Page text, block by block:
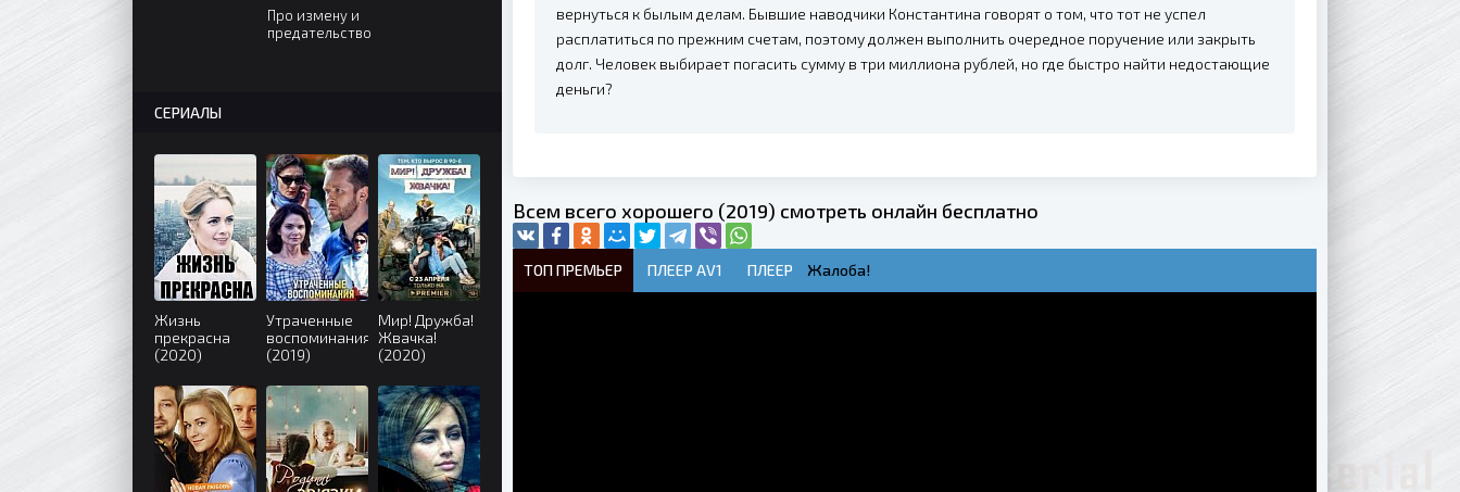
вернуться к былым делам. Бывшие наводчики Константина говорят о том, что тот не успел
расплатиться по прежним счетам, поэтому должен выполнить очередное поручение или закрыть
долг. Человек выбирает погасить сумму в три миллиона рублей, но где быстро найти недостающие
деньги?
Всем всего хорошего (2019) смотреть онлайн бесплатно
ТОП ПРЕМЬЕР ПЛЕЕР AV1 ПЛЕЕР Жалоба!
Про измену и
предательство
СЕРИАЛЫ
Жизнь
прекрасна
(2020)
Утраченные
воспоминания
(2019)
Мир! Дружба!
Жвачка!
(2020)